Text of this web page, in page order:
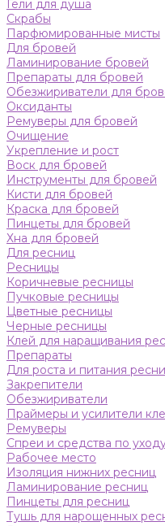
Гели для душа
Скрабы
Парфюмированные мисты
Для бровей
Ламинирование бровей
Препараты для бровей
Обезжириватели для
Оксиданты
Ремуверы для бровей
Очищение
Укрепление и рост
Воск для бровей
Инструменты для бровей
Кисти для бровей
Краска для бровей
Пинцеты для бровей
Хна для бровей
Для ресниц
Ресницы
Коричневые ресницы
Пучковые ресницы
Цветные ресницы
Черные ресницы
Клей для наращивания
Препараты
Для роста и питания
Закрепители
Обезжириватели
Праймеры и усилители
Ремуверы
Спреи и средства по
Рабочее место
Изоляция нижних ресниц
Ламинирование ресниц
Пинцеты для ресниц
Тушь для нарощенных